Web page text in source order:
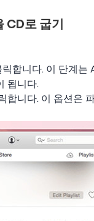
로 굽기
합니다. 이 단계
됩니다.
니다. 이 옵션은